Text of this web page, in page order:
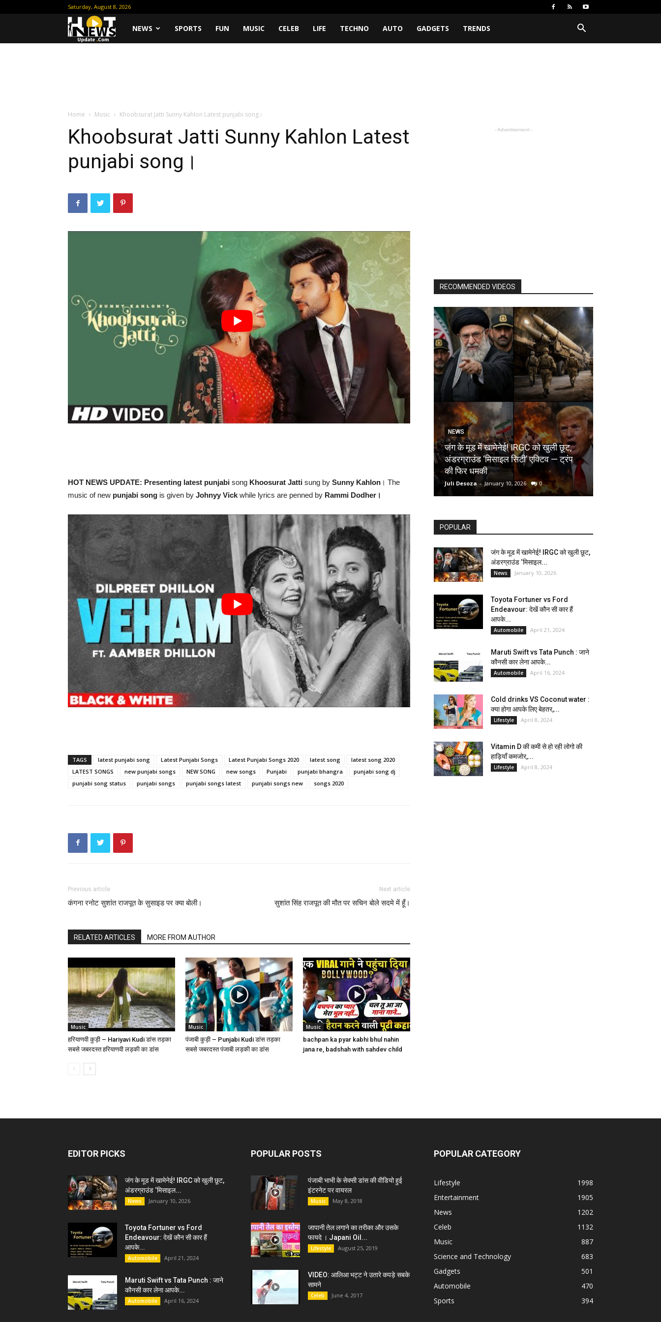
Saturday, August 8, 2026
HotNEWS SPORTS FUN MUSIC CELEB LIFE TECHNO AUTO GADGETS TRENDS
Home Music Khoobsurat Jatti Sunny Kahlon Latest punjabi song।
Khoobsurat Jatti Sunny Kahlon Latest
punjabi song।
HOT NEWS UPDATE: Presenting latest punjabi song Khoosurat Jatti sung by Sunny Kahlon । The
music of new punjabi song is given by Johnyy Vick while lyrics are penned by Rammi Dodher।
TAGS latest punjabi song Latest Punjabi Songs Latest Punjabi Songs 2020 latest song
latest song 2020
LATEST SONGS
new punjabi songs NEW SONG new songs Punjabi punjabi bhangra
punjabi song dj
punjabi song status
punjabi songs punjabi songs latest punjabi songs new songs 2020
Previous article
कंगना रनोट सुशांत राजपूत के सुसाइड पर क्या बोली।
Next article
सुशांत सिंह राजपूत की मौत पर सचिन बोले सदमे में हूँ।
RELATED ARTICLES MORE FROM AUTHOR
Music
हरियाणवी कुड़ी – Hariyavi Kudi डांस तड़का
सबसे जबरदस्त हरियाणवी लड़की का डांस
Music
पंजाबी कुड़ी – Punjabi Kudi डांस तड़का
सबसे जबरदस्त पंजाबी लड़की का डांस
Music
bachpan ka pyar kabhi bhul nahin
jana re, badshah with sahdev child
- Advertisement -
RECOMMENDED VIDEOS
NEWS
जंग के मूड में खामेनेई! IRGC को खुली छूट,
अंडरग्राउंड ‘मिसाइल सिटी’ एक्टिव — ट्रंप
की फिर धमकी
Juli Desoza - January 10, 2026 0
POPULAR
जंग के मूड में खामेनेई! IRGC को खुली छूट,
अंडरग्राउंड ‘मिसाइल...
News January 10, 2026
Toyota Fortuner vs Ford
Endeavour: देखें कौन सी कार हैं
आपके...
Automobile April 21, 2024
Maruti Swift vs Tata Punch : जाने
कौनसी कार लेना आपके...
Automobile April 16, 2024
Cold drinks VS Coconut water :
क्या होगा आपके लिए बेहतर,...
Lifestyle April 8, 2024
Vitamin D की कमी से हो रही लोगो की
हाड़ियाँ कमजोर,...
Lifestyle April 8, 2024
EDITOR PICKS
जंग के मूड में खामेनेई! IRGC को खुली छूट,
अंडरग्राउंड ‘मिसाइल...
News January 10, 2026
Toyota Fortuner vs Ford
Endeavour: देखें कौन सी कार हैं
आपके...
Automobile April 21, 2024
Maruti Swift vs Tata Punch : जाने
कौनसी कार लेना आपके...
Automobile April 16, 2024
POPULAR POSTS
पंजाबी भाभी के सेक्सी डांस की वीडियो हुई
इंटरनेट पर वायरल
Music May 8, 2018
जापानी तेल लगाने का तरीका और उसके
फायदे । Japani Oil...
Lifestyle August 25, 2019
VIDEO: आलिआ भट्ट ने उतारे कपड़े सबके
सामने
Celeb June 4, 2017
POPULAR CATEGORY
Lifestyle
1998
Entertainment
1905
News
1202
Celeb
1132
Music
887
Science and Technology
683
Gadgets
501
Automobile
470
Sports
394